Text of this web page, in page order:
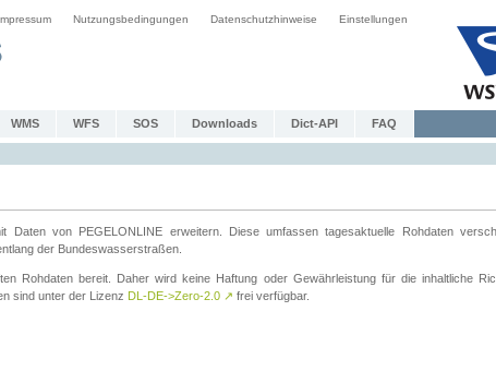
Nutzungsbedingungen Datenschutzhinweise Einstellungen
WMS WFS SOS Downloads Dict-API FAQ
von PEGELONLINE erweitern. Diese umfassen tagesaktuelle Rohdaten
der Bundeswasserstraßen.
Rohdaten bereit. Daher wird keine Haftung oder Gewährleistung für die inhaltliche
sind unter der Lizenz DL-DE->Zero-2.0 ↗ frei verfügbar.